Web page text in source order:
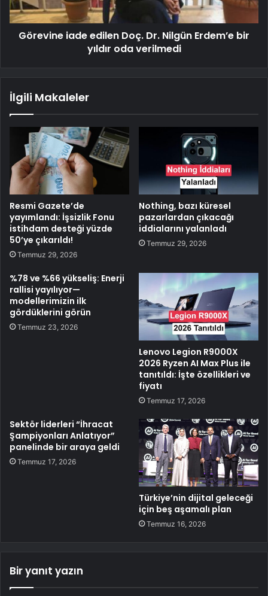
Görevine iade edilen Doç. Dr. Nilgün Erdem’e bir
yıldır oda verilmedi
İlgili Makaleler
Resmi Gazete’de
yayımlandı: İşsizlik Fonu
istihdam desteği yüzde
50’ye çıkarıldı!
Temmuz 29, 2026
Nothing, bazı küresel
pazarlardan çıkacağı
iddialarını yalanladı
Temmuz 29, 2026
%78 ve %66 yükseliş: Enerji
rallisi yayılıyor—
modellerimizin ilk
gördüklerini görün
Temmuz 23, 2026
Lenovo Legion R9000X
2026 Ryzen AI Max Plus ile
tanıtıldı: İşte özellikleri ve
fiyatı
Temmuz 17, 2026
Sektör liderleri “İhracat
Şampiyonları Anlatıyor”
panelinde bir araya geldi
Temmuz 17, 2026
Türkiye’nin dijital geleceği
için beş aşamalı plan
Temmuz 16, 2026
Bir yanıt yazın